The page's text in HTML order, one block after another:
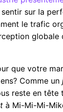
sur la
le trafic
globale
que votre
Comme un
reste en tête
à Mi-Mi-Mi-